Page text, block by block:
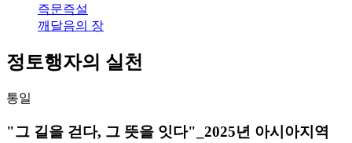
즉문즉설
깨달음의 장
정토행자의 실천
통일
"그 길을 걷다, 그 뜻을 잇다"_2025년 아시아지역